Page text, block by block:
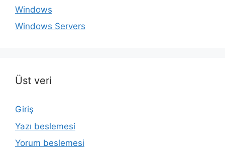
Windows
Windows Servers
Üst veri
Giriş
Yazı beslemesi
Yorum beslemesi